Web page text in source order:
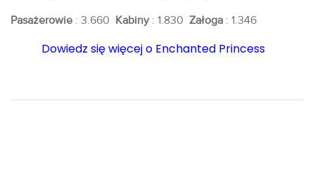
Pasażerowie : 3.660 Kabiny: 1.830 Załoga : 1.346
Dowiedz się więcej o Enchanted Princess